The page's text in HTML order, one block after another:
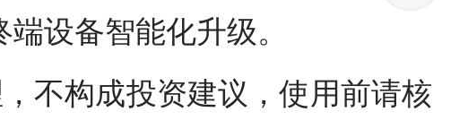
设备智能化升级。
不构成投资建议，使用前请核